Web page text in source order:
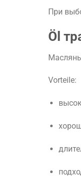
При
Öl
Vorteile: